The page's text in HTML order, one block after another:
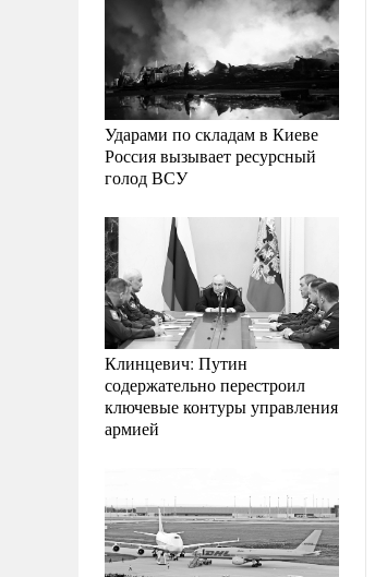
Ударами по складам в Киеве
Россия вызывает ресурсный
голод ВСУ
Клинцевич: Путин
содержательно перестроил
ключевые контуры управления
армией